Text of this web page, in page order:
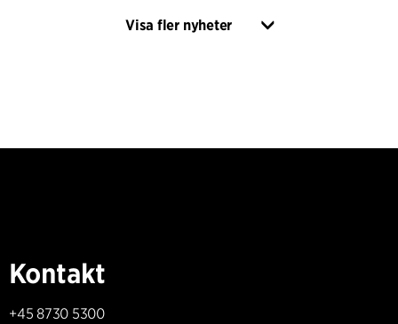
Visa fler nyheter
Kontakt
+45 8730 5300